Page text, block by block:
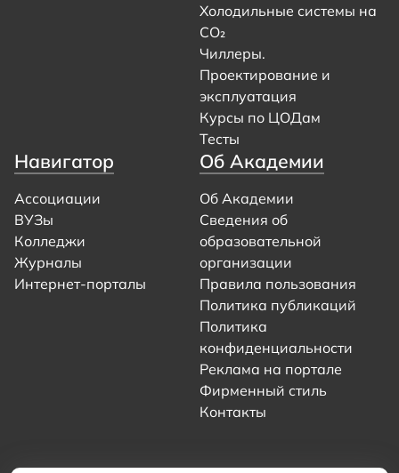
Холодильные системы на
CO₂
Чиллеры.
Проектирование и
эксплуатация
Курсы по ЦОДам
Тесты
Навигатор
Ассоциации
ВУЗы
Колледжи
Журналы
Интернет-порталы
Об Академии
Об Академии
Сведения об
образовательной
организации
Правила пользования
Политика публикаций
Политика
конфиденциальности
Реклама на портале
Фирменный стиль
Контакты